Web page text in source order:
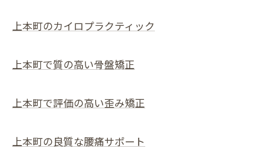
上本町のカイロプラクティック
上本町で質の高い骨盤矯正
上本町で評価の高い歪み矯正
上本町の良質な腰痛サポート